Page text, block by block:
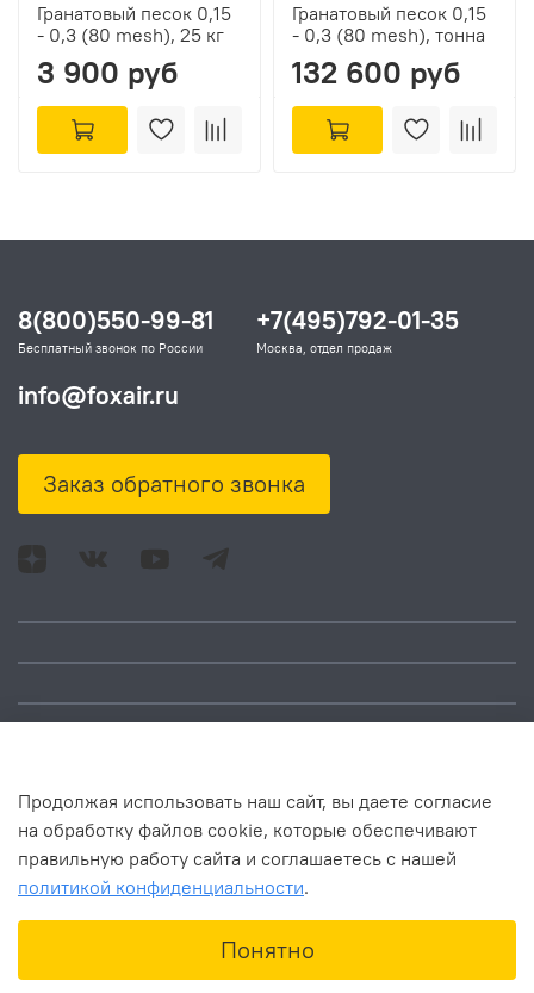
В корзину
Гранатовый песок 0,15
- 0,3 (80 mesh), 25 кг
3 900 руб
Гранатовый песок 0,15
- 0,3 (80 mesh), тонна
132 600 руб
Адрес: Москва, ул.
8(800)550-99-81
Бесплатный звонок по России
+7(495)792-01-35
Москва, отдел продаж
info@foxair.ru
Заказ обратного звонка
Продолжая использовать наш сайт, вы даете согласие
на обработку файлов cookie, которые обеспечивают
правильную работу сайта и соглашаетесь с нашей
политикой конфиденциальности.
Понятно